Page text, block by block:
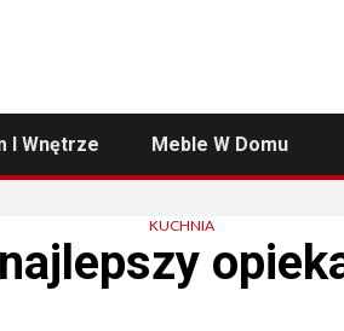
I Wnętrze Meble W Domu
KUCHNIA